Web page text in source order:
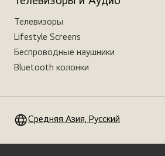
Телевизоры
Lifestyle Screens
Беспроводные наушники
Bluetooth колонки
Средняя Азия, Русский